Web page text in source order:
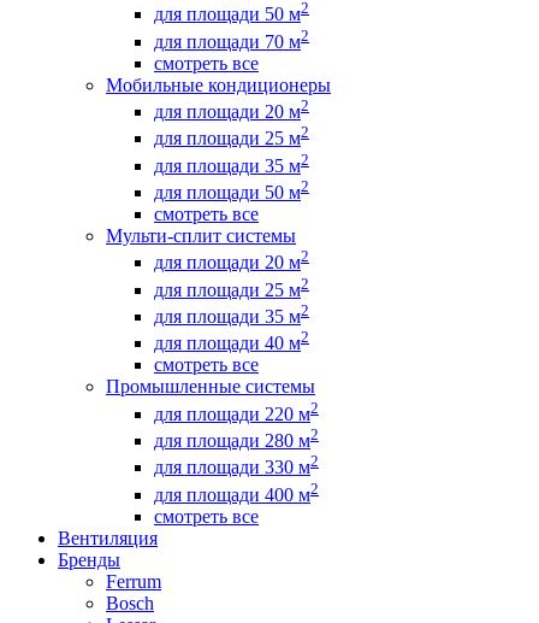
для площади 50 м2
для площади 70 м2
смотреть все
Мобильные кондиционеры
для площади 20 м2
для площади 25 м2
для площади 35 м2
для площади 50 м2
смотреть все
Мульти-сплит системы
для площади 20 м2
для площади 25 м2
для площади 35 м2
для площади 40 м2
смотреть все
Промышленные системы
для площади 220 м2
для площади 280 м2
для площади 330 м2
для площади 400 м2
смотреть все
Вентиляция
Бренды
Ferrum
Bosch